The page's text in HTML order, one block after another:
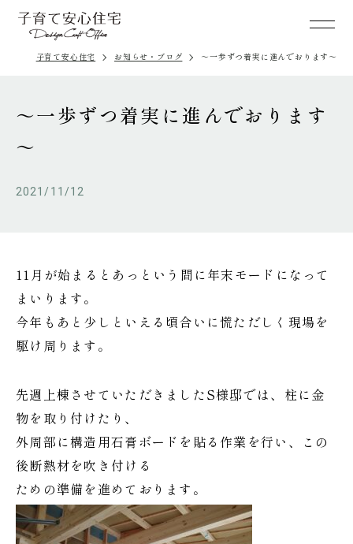
子育て安心住宅 お知らせ・ブログ ～一歩ずつ着実に進んでおります～
～一歩ずつ着実に進んでおります
～
2021/11/12
11月が始まるとあっという間に年末モードになって
まいります。
今年もあと少しといえる頃合いに慌ただしく現場を
駆け周ります。
先週上棟させていただきましたS様邸では、柱に金
物を取り付けたり、
外周部に構造用石膏ボードを貼る作業を行い、この
後断熱材を吹き付ける
ための準備を進めております。